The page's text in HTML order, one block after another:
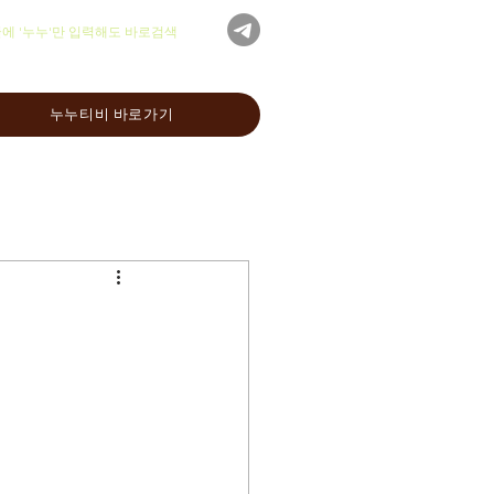
에 '누누'만 입력해도 바로검색
누누티비 바로가기